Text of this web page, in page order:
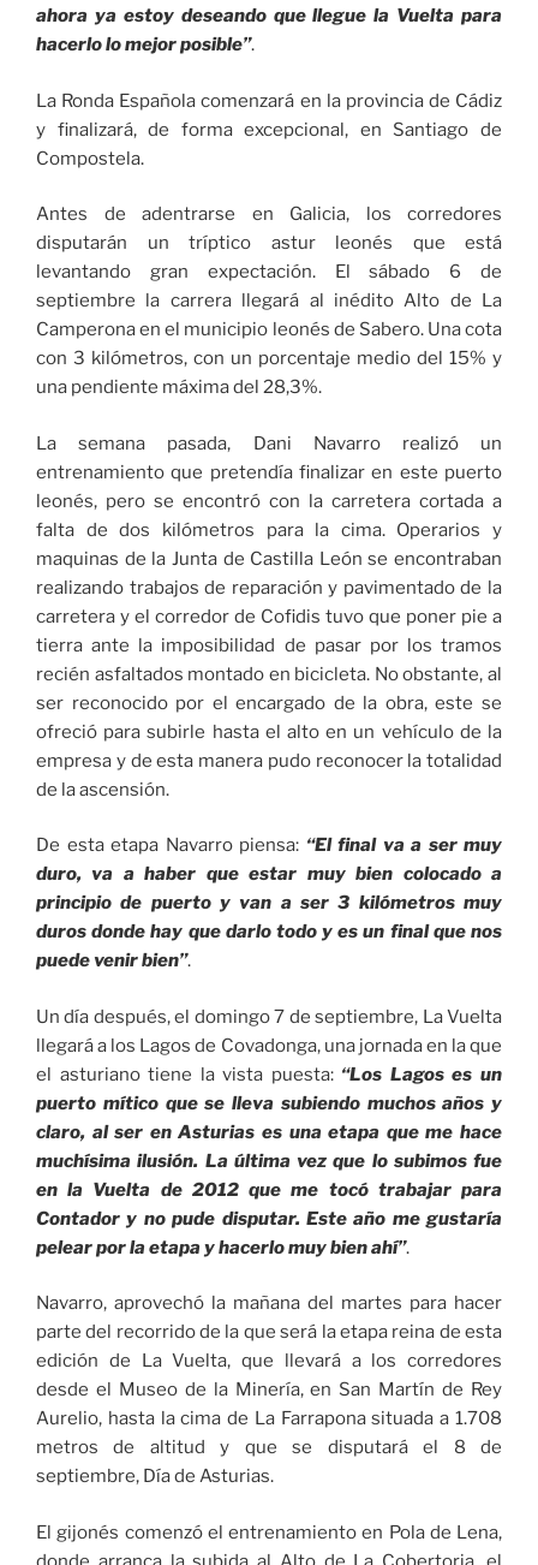
ahora ya estoy deseando que llegue la Vuelta para
hacerlo lo mejor posible”.
La Ronda Española comenzará en la provincia de Cádiz
y finalizará, de forma excepcional, en Santiago de
Compostela.
Antes de adentrarse en Galicia, los corredores
disputarán un tríptico astur leonés que está
levantando gran expectación. El sábado 6 de
septiembre la carrera llegará al inédito Alto de La
Camperona en el municipio leonés de Sabero. Una cota
con 3 kilómetros, con un porcentaje medio del 15% y
una pendiente máxima del 28,3%.
La semana pasada, Dani Navarro realizó un
entrenamiento que pretendía finalizar en este puerto
leonés, pero se encontró con la carretera cortada a
falta de dos kilómetros para la cima. Operarios y
maquinas de la Junta de Castilla León se encontraban
realizando trabajos de reparación y pavimentado de la
carretera y el corredor de Cofidis tuvo que poner pie a
tierra ante la imposibilidad de pasar por los tramos
recién asfaltados montado en bicicleta. No obstante, al
ser reconocido por el encargado de la obra, este se
ofreció para subirle hasta el alto en un vehículo de la
empresa y de esta manera pudo reconocer la totalidad
de la ascensión.
De esta etapa Navarro piensa: “El final va a ser muy
duro, va a haber que estar muy bien colocado a
principio de puerto y van a ser 3 kilómetros muy
duros donde hay que darlo todo y es un final que nos
puede venir bien”.
Un día después, el domingo 7 de septiembre, La Vuelta
llegará a los Lagos de Covadonga, una jornada en la que
el asturiano tiene la vista puesta: “Los Lagos es un
puerto mítico que se lleva subiendo muchos años y
claro, al ser en Asturias es una etapa que me hace
muchísima ilusión. La última vez que lo subimos fue
en la Vuelta de 2012 que me tocó trabajar para
Contador y no pude disputar. Este año me gustaría
pelear por la etapa y hacerlo muy bien ahí”.
Navarro, aprovechó la mañana del martes para hacer
parte del recorrido de la que será la etapa reina de esta
edición de La Vuelta, que llevará a los corredores
desde el Museo de la Minería, en San Martín de Rey
Aurelio, hasta la cima de La Farrapona situada a 1.708
metros de altitud y que se disputará el 8 de
septiembre, Día de Asturias.
El gijonés comenzó el entrenamiento en Pola de Lena,